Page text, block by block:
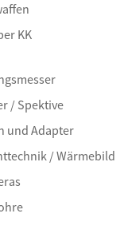
KK
/ Spektive
und Adapter
/ Wärmebild